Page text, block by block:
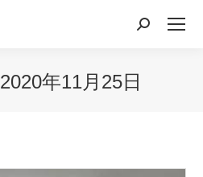
搜
2020年11月25日